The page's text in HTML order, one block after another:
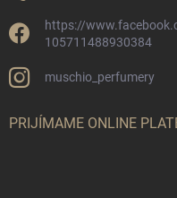
https://
105711488930384
muschio_perfumery
PRIJÍMAME ONLINE